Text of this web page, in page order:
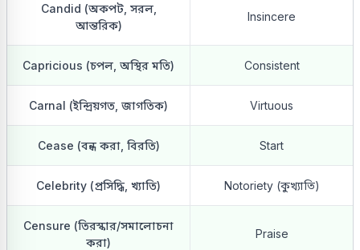
Candid (অকপট, সরল,
আন্তরিক)
Insincere
Capricious (চপল, অস্থির মতি) Consistent
Carnal (ইন্দ্রিয়গত, জাগতিক) Virtuous
Cease (বন্ধ করা, বিরতি) Start
Celebrity (প্রসিদ্ধি, খ্যাতি) Notoriety (কুখ্যাতি)
Censure (তিরস্কার/সমালোচনা
করা)
Praise